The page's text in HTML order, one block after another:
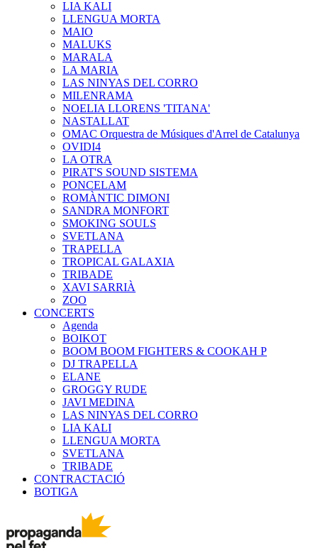
LIA KALI
LLENGUA MORTA
MAIO
MALUKS
MARALA
LA MARIA
LAS NINYAS DEL CORRO
MILENRAMA
NOELIA LLORENS 'TITANA'
NASTALLAT
OMAC Orquestra de Músiques d'Arrel de Catalunya
OVIDI4
LA OTRA
PIRAT'S SOUND SISTEMA
PONCELAM
ROMÀNTIC DIMONI
SANDRA MONFORT
SMOKING SOULS
SVETLANA
TRAPELLA
TROPICAL GALAXIA
TRIBADE
XAVI SARRIÀ
ZOO
CONCERTS
Agenda
BOIKOT
BOOM BOOM FIGHTERS & COOKAH P
DJ TRAPELLA
ELANE
GROGGY RUDE
JAVI MEDINA
LAS NINYAS DEL CORRO
LIA KALI
LLENGUA MORTA
SVETLANA
TRIBADE
CONTRACTACIÓ
BOTIGA